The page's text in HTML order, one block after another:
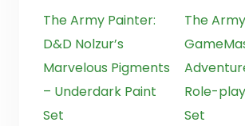
The Army Painter:
D&D Nolzur’s
Marvelous Pigments
– Underdark Paint
Set
The
Role-
Set